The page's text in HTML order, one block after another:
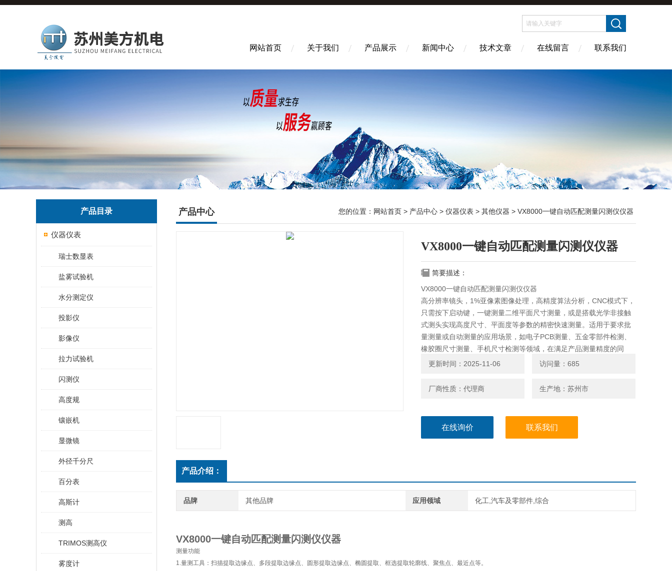
网站首页 关于我们 产品展示 新闻中心 技术文章 在线留言 联系我们
产品目录
仪器仪表
瑞士数显表
盐雾试验机
水分测定仪
投影仪
影像仪
拉力试验机
闪测仪
高度规
镶嵌机
显微镜
外径千分尺
百分表
高斯计
测高
TRIMOS测高仪
雾度计
产品中心 您的位置： 网站首页 > 产品中心 > 仪器仪表 > 其他仪器 > VX8000一键自动匹配测量闪测仪仪器
VX8000一键自动匹配测量闪测仪仪器
简要描述：
VX8000一键自动匹配测量闪测仪仪器
高分辨率镜头，1%亚像素图像处理，高精度算法分析，CNC模式下，
只需按下启动键，一键测量二维平面尺寸测量，或是搭载光学非接触
式测头实现高度尺寸、平面度等参数的精密快速测量。适用于要求批
量测量或自动测量的应用场景，如电子PCB测量、五金零部件检测、
橡胶圈尺寸测量、手机尺寸检测等领域，在满足产品测量精度的同
时，对于操作人员要求也更低，并且软件使用更加简单便捷。
更新时间：2025-11-06 访问量：685
厂商性质：代理商 生产地：苏州市
在线询价 联系我们
产品介绍：
品牌 其他品牌 应用领域 化工,汽车及零部件,综合
VX8000一键自动匹配测量闪测仪仪器
测量功能
1.量测工具：扫描提取边缘点、多段提取边缘点、圆形提取边缘点、椭圆提取、框选提取轮廓线、聚焦点、最近点等。